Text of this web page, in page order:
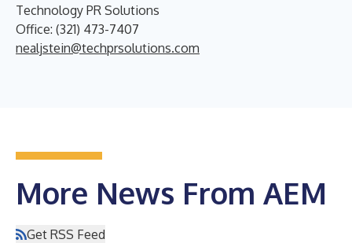
Technology PR Solutions
Office: (321) 473-7407
nealjstein@techprsolutions.com
More News From AEM
Get RSS Feed